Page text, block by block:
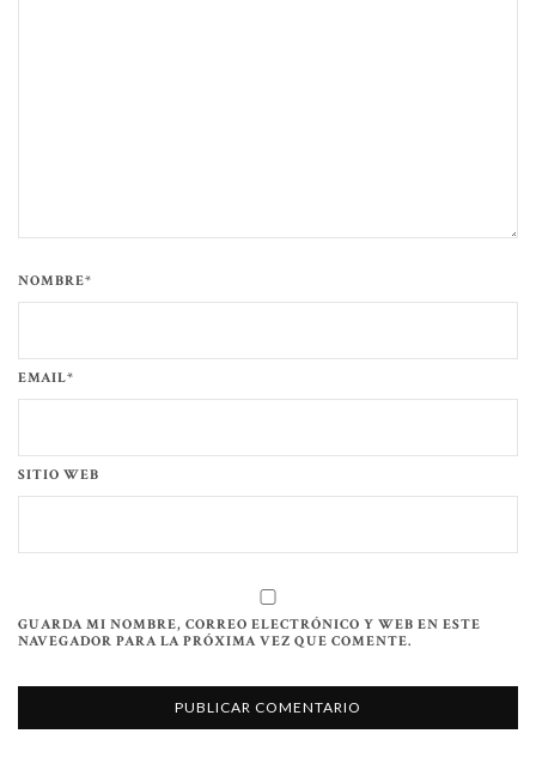
NOMBRE*
EMAIL*
SITIO WEB
GUARDA MI NOMBRE, CORREO ELECTRÓNICO Y WEB EN ESTE
NAVEGADOR PARA LA PRÓXIMA VEZ QUE COMENTE.